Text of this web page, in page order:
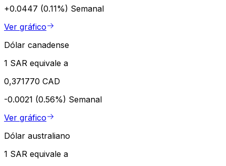
+0.0447 (0.11%) Semanal
Ver gráfico
Dólar canadense
1 SAR equivale a
0,371770 CAD
-0.0021 (0.56%) Semanal
Ver gráfico
Dólar australiano
1 SAR equivale a